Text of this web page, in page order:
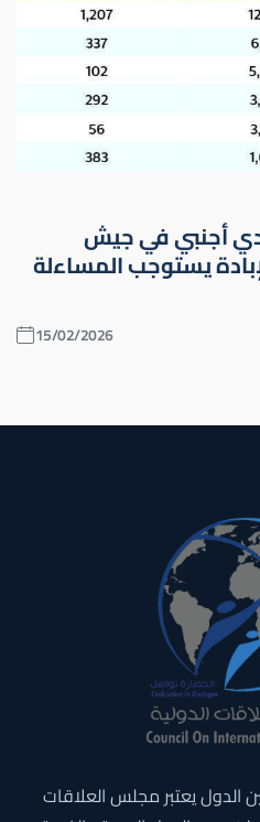
ألف جندي أجنبي في جيش
يستوجب المساءلة
15/02/2026
الدول يعتبر مجلس العلاقات